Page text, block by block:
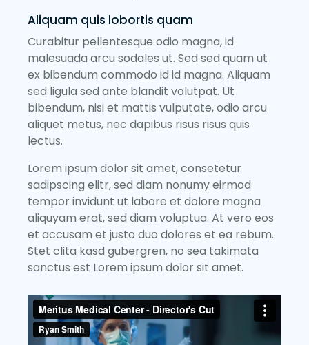
Aliquam quis lobortis quam
Curabitur pellentesque odio magna, id
malesuada arcu sodales ut. Sed sed quam ut
ex bibendum commodo id id magna. Aliquam
sed ligula sed ante blandit volutpat. Ut
bibendum, nisi et mattis vulputate, odio arcu
aliquet metus, nec dapibus risus risus quis
lectus.
Lorem ipsum dolor sit amet, consetetur
sadipscing elitr, sed diam nonumy eirmod
tempor invidunt ut labore et dolore magna
aliquyam erat, sed diam voluptua. At vero eos
et accusam et justo duo dolores et ea rebum.
Stet clita kasd gubergren, no sea takimata
sanctus est Lorem ipsum dolor sit amet.